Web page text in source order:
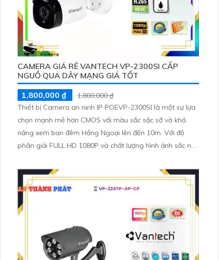
CAMERA GIÁ RẺ VANTECH VP-2300SI CẤP
NGUỒ QUA DÂY MẠNG GIÁ TỐT
1,800,000 ₫
1,800,000 ₫
Thiết bị Camera an ninh IP POEVP-2300SI là một sự lựa
chọn mạnh mẽ hơn CMOS với màu sắc sặc sỡ và khả
năng xem ban đêm Hồng Ngoại lên đến 10m. Với độ
phân giải FULL HD 1080P và chất lượng hình ảnh sắc nét,
cách nhanh chóng. Công nghệ nén H.265+/H